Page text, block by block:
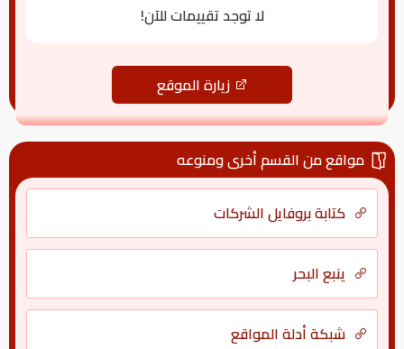
لا توجد تقييمات للآن!
زيارة الموقع
مواقع من القسم أخرى ومنوعه
كتابة بروفايل الشركات
ينبع البحر
شبكة أدلة المواقع